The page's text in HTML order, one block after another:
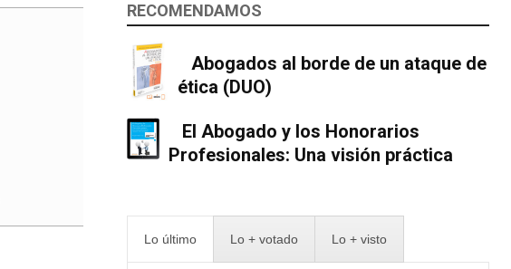
RECOMENDAMOS
Abogados al borde de un ataque de
ética (DUO)
El Abogado y los Honorarios
Profesionales: Una visión práctica
Lo último Lo + votado Lo + visto